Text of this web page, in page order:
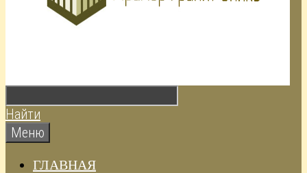
Найти
Меню
ГЛАВНАЯ